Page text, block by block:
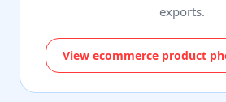
exports.
View ecommerce product